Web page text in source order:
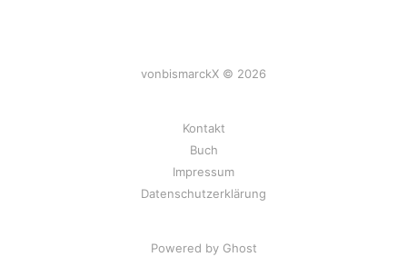
vonbismarckX © 2026
Kontakt
Buch
Impressum
Datenschutzerklärung
Powered by Ghost